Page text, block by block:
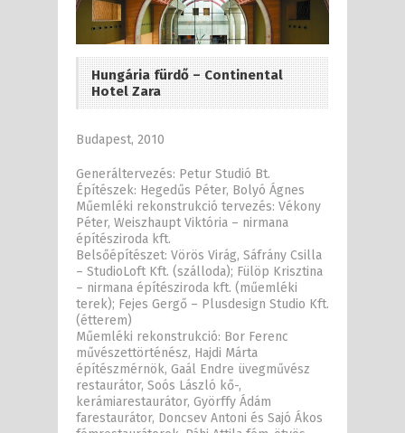
Hungária fürdő – Continental
Hotel Zara
Budapest, 2010
Generáltervezés: Petur Studió Bt.
Építészek: Hegedűs Péter, Bolyó Ágnes
Műemléki rekonstrukció tervezés: Vékony
Péter, Weiszhaupt Viktória – nirmana
építésziroda kft.
Belsőépítészet: Vörös Virág, Sáfrány Csilla
– StudioLoft Kft. (szálloda); Fülöp Krisztina
– nirmana építésziroda kft. (műemléki
terek); Fejes Gergő – Plusdesign Studio Kft.
(étterem)
Műemléki rekonstrukció: Bor Ferenc
művészettörténész, Hajdi Márta
építészmérnök, Gaál Endre üvegművész
restaurátor, Soós László kő-,
kerámiarestaurátor, Györffy Ádám
farestaurátor, Doncsev Antoni és Sajó Ákos